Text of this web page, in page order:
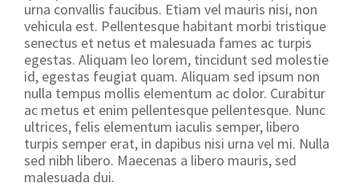
urna convallis faucibus. Etiam vel mauris nisi, non
vehicula est. Pellentesque habitant morbi tristique
senectus et netus et malesuada fames ac turpis
egestas. Aliquam leo lorem, tincidunt sed molestie
id, egestas feugiat quam. Aliquam sed ipsum non
nulla tempus mollis elementum ac dolor. Curabitur
ac metus et enim pellentesque pellentesque. Nunc
ultrices, felis elementum iaculis semper, libero
turpis semper erat, in dapibus nisi urna vel mi. Nulla
sed nibh libero. Maecenas a libero mauris, sed
malesuada dui.